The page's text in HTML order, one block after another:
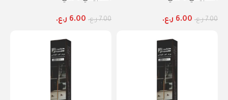
7.00 ر.ع. 6.00 ر.ع. 7.00 ر.ع. 6.00 ر.ع.